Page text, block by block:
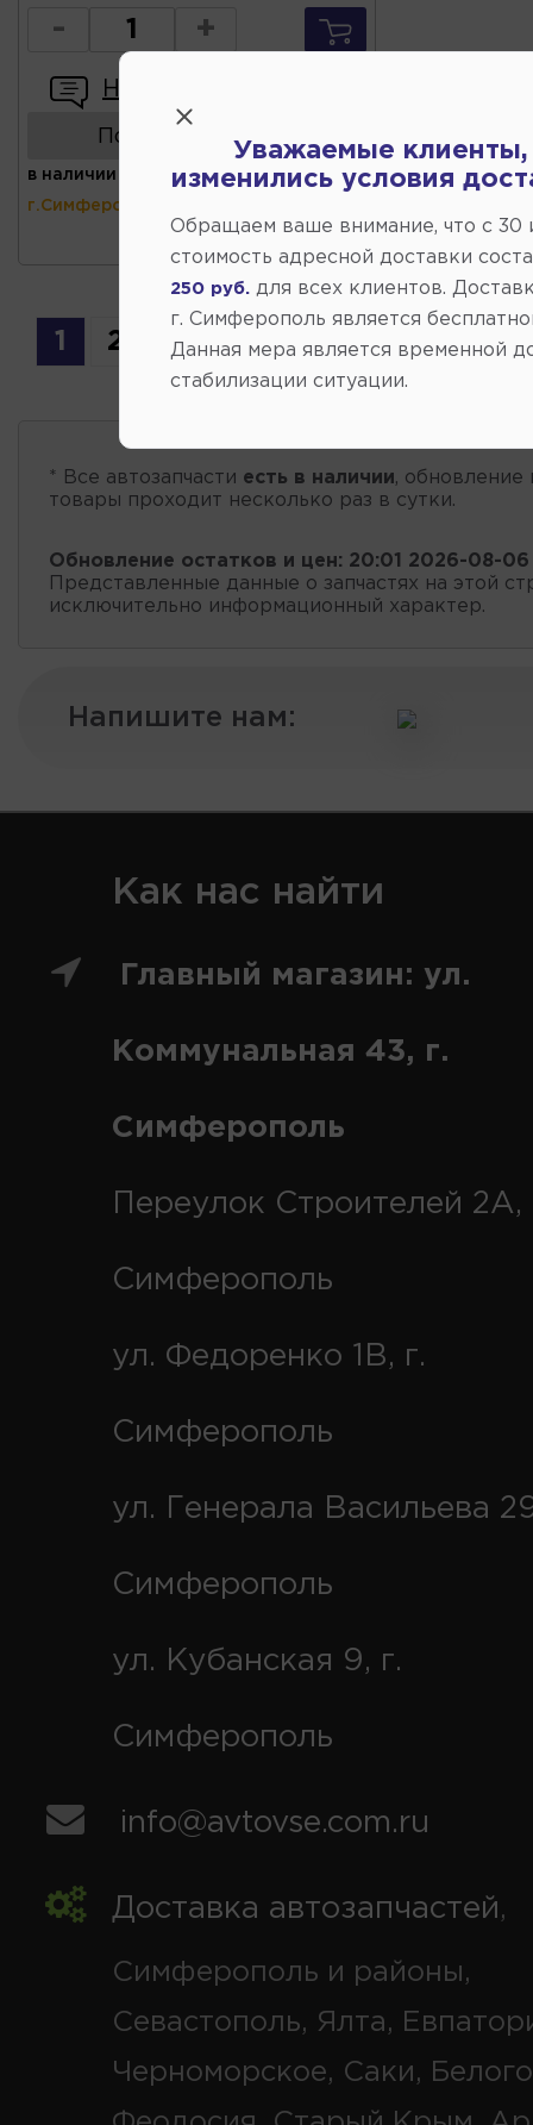
- +
Написать отзыв
Показать аналоги
в наличии (ул.Коммунальная 43,
г.Симферополь)
1 2 3 4 5 6 7 ... 12
* Все автозапчасти есть в наличии, обновление
товары проходит несколько раз в сутки.
Обновление остатков и цен: 20:01 2026-08-06
Представленные данные о запчастях на этой
исключительно информационный характер.
Напишите нам:
Как нас найти
Главный магазин: ул.
Коммунальная 43, г.
Симферополь
Переулок Строителей 2А,
Симферополь
ул. Федоренко 1В, г.
Симферополь
ул. Генерала Васильева
Симферополь
ул. Кубанская 9, г.
Симферополь
info@avtovse.com.ru
Доставка автозапчастей,
Симферополь и районы,
Севастополь, Ялта,
Черноморское, Саки,
Уважаемые клиенты,
изменились условия
Обращаем ваше внимание, что c 30
стоимость адресной доставки
250 руб. для всех клиентов.
г. Симферополь является
Данная мера является временной
стабилизации ситуации.